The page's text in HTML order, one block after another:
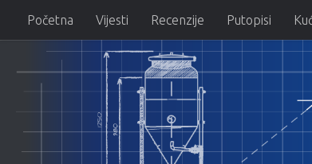
Skip to content
Početna Vijesti Recenzije Putopisi